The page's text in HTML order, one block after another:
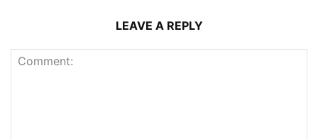
LEAVE A REPLY